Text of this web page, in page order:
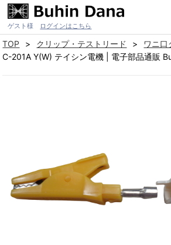
ゲスト様 ログインはこちら
TOP クリップ・テストリード
ワニ口
C-201A Y(W) テイシン電機 | 電子部品通販